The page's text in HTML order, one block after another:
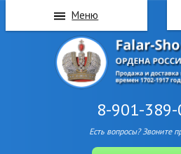
8-901-
Есть вопросы? Звоните
Меню